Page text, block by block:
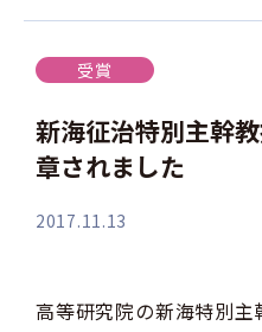
受賞
新海征治特別主幹
章されました
2017.11.13
高等研究院の新海特別